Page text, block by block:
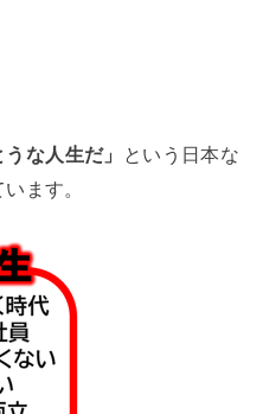
うな人生だ」
という日本な
ます。